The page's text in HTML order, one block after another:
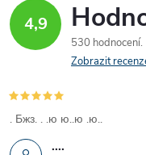
4,9
530 hodnocení
Zobrazit
....
. Бжз. . .ю ю..ю .ю..